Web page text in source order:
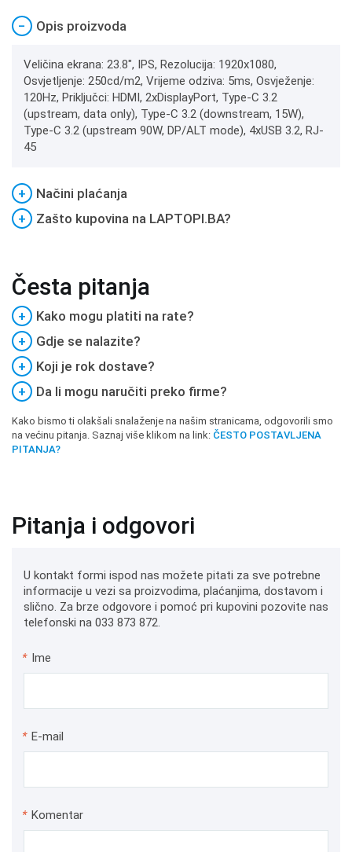
− Opis proizvoda
Veličina ekrana: 23.8", IPS, Rezolucija: 1920x1080,
Osvjetljenje: 250cd/m2, Vrijeme odziva: 5ms, Osvježenje:
120Hz, Priključci: HDMI, 2xDisplayPort, Type-C 3.2
(upstream, data only), Type-C 3.2 (downstream, 15W),
Type-C 3.2 (upstream 90W, DP/ALT mode), 4xUSB 3.2, RJ-
45
+
Načini plaćanja
+
Zašto kupovina na LAPTOPI.BA?
Česta pitanja
+
Kako mogu platiti na rate?
+
Gdje se nalazite?
+
Koji je rok dostave?
+
Da li mogu naručiti preko firme?
Kako bismo ti olakšali snalaženje na našim stranicama, odgovorili smo
na većinu pitanja. Saznaj više klikom na link: ČESTO POSTAVLJENA
PITANJA?
Pitanja i odgovori
U kontakt formi ispod nas možete pitati za sve potrebne
informacije u vezi sa proizvodima, plaćanjima, dostavom i
slično. Za brze odgovore i pomoć pri kupovini pozovite nas
telefonski na 033 873 872.
* Ime
* E-mail
* Komentar